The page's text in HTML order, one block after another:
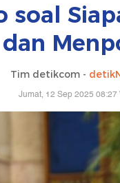
soal
dan
Tim detikcom -
Jumat, 12 Sep 2025 08:27